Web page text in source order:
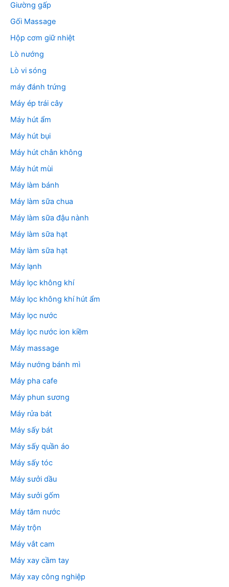
Giường gấp
Gối Massage
Hộp cơm giữ nhiệt
Lò nướng
Lò vi sóng
máy đánh trứng
Máy ép trái cây
Máy hút ẩm
Máy hút bụi
Máy hút chân không
Máy hút mùi
Máy làm bánh
Máy làm sữa chua
Máy làm sữa đậu nành
Máy làm sữa hạt
Máy làm sữa hạt
Máy lạnh
Máy lọc không khí
Máy lọc không khí hút ẩm
Máy lọc nước
Máy lọc nước ion kiềm
Máy massage
Máy nướng bánh mì
Máy pha cafe
Máy phun sương
Máy rửa bát
Máy sấy bát
Máy sấy quần áo
Máy sấy tóc
Máy sưởi dầu
Máy sưởi gốm
Máy tăm nước
Máy trộn
Máy vắt cam
Máy xay cầm tay
Máy xay công nghiệp